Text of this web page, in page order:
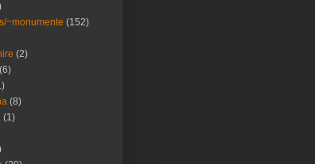
~monumente (152)
(2)
(6)
(8)
(1)